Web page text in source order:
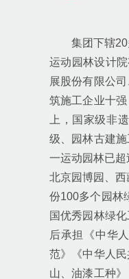
集团下辖20
运动园林设计
展股份有限公
筑施工企业十
上，国家级非
级、园林古建
一运动园林已
北京园博园、
份100多个园林
国优秀园林绿
后承担《中华
范》《中华人
山、油漆工种